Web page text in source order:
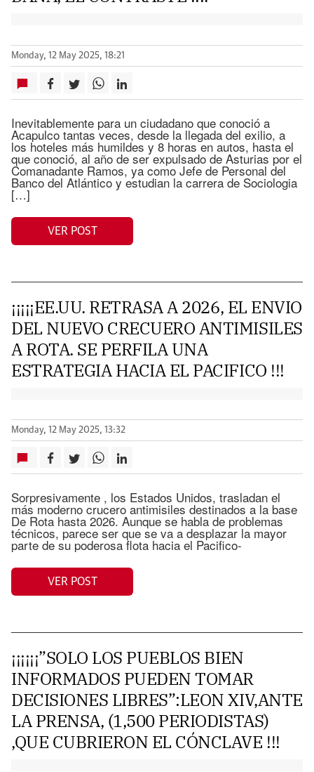
Monday, 12 May 2025, 18:21
Inevitablemente para un ciudadano que conoció a
Acapulco tantas veces, desde la llegada del exilio, a
los hoteles más humildes y 8 horas en autos, hasta el
que conoció, al año de ser expulsado de Asturias por el
Comanadante Ramos, ya como Jefe de Personal del
Banco del Atlántico y estudian la carrera de Sociologia
[…]
VER POST
¡¡¡¡¡EE.UU. RETRASA A 2026, EL ENVIO
DEL NUEVO CRECUERO ANTIMISILES
A ROTA. SE PERFILA UNA
ESTRATEGIA HACIA EL PACIFICO !!!
Monday, 12 May 2025, 13:32
Sorpresivamente , los Estados Unidos, trasladan el
más moderno crucero antimisiles destinados a la base
De Rota hasta 2026. Aunque se habla de problemas
técnicos, parece ser que se va a desplazar la mayor
parte de su poderosa flota hacia el Pacifico-
VER POST
¡¡¡¡¡¡”SOLO LOS PUEBLOS BIEN
INFORMADOS PUEDEN TOMAR
DECISIONES LIBRES”:LEON XIV,ANTE
LA PRENSA, (1,500 PERIODISTAS)
,QUE CUBRIERON EL CÓNCLAVE !!!